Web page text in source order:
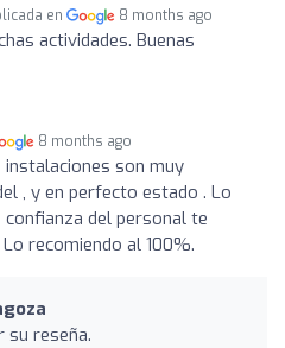
en 8 months ago
actividades. Buenas
8 months ago
instalaciones son muy
, y en perfecto estado . Lo
del personal te
recomiendo al 100%.
su reseña.